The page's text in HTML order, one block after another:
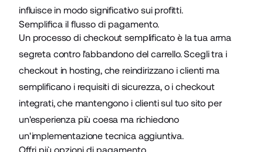
influisce in modo significativo sui profitti.
Semplifica il flusso di pagamento.
Un processo di checkout semplificato è la tua arma
segreta contro l'abbandono del carrello. Scegli tra i
checkout in hosting, che reindirizzano i clienti ma
semplificano i requisiti di sicurezza, o i checkout
integrati, che mantengono i clienti sul tuo sito per
un'esperienza più coesa ma richiedono
un'implementazione tecnica aggiuntiva.